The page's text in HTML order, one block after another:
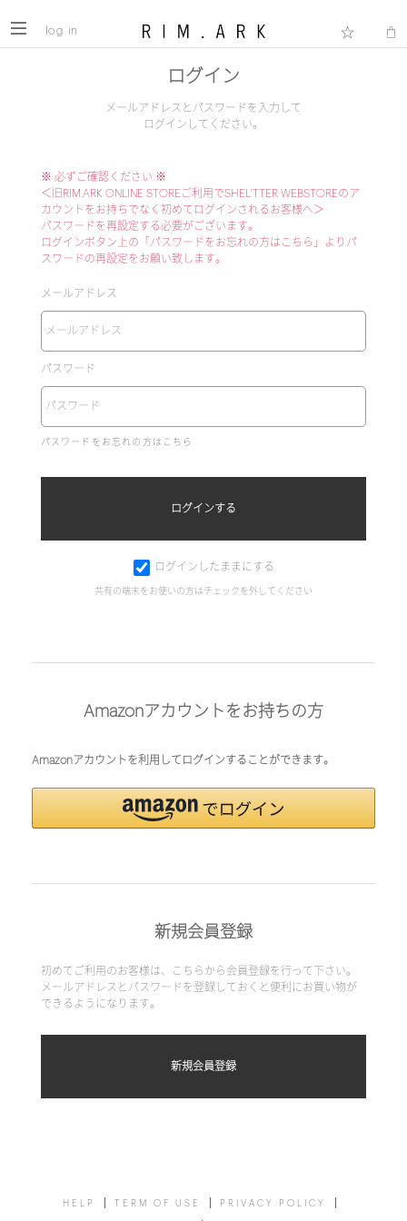
log in
ログイン
メールアドレスとパスワードを入力して
ログインしてください。
※ 必ずご確認ください ※
＜旧RIM.ARK ONLINE STOREご利用でSHEL'TTER WEBSTOREのア
カウントをお持ちでなく初めてログインされるお客様へ＞
パスワードを再設定する必要がございます。
ログインボタン上の「パスワードをお忘れの方はこちら」よりパ
スワードの再設定をお願い致します。
メールアドレス
パスワード
パスワードをお忘れの方はこちら
ログインしたままにする
共有の端末をお使いの方はチェックを外してください
Amazonアカウントをお持ちの方
Amazonアカウントを利用してログインすることができます。
新規会員登録
初めてご利用のお客様は、こちらから会員登録を行って下さい。
メールアドレスとパスワードを登録しておくと便利にお買い物が
できるようになります。
HELP TERM OF USE PRIVACY POLICY